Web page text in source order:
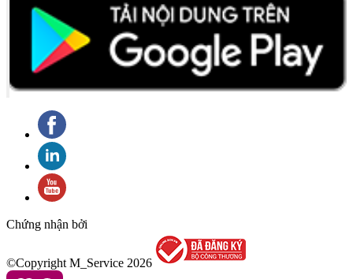
Chứng nhận bởi
©Copyright M_Service 2026